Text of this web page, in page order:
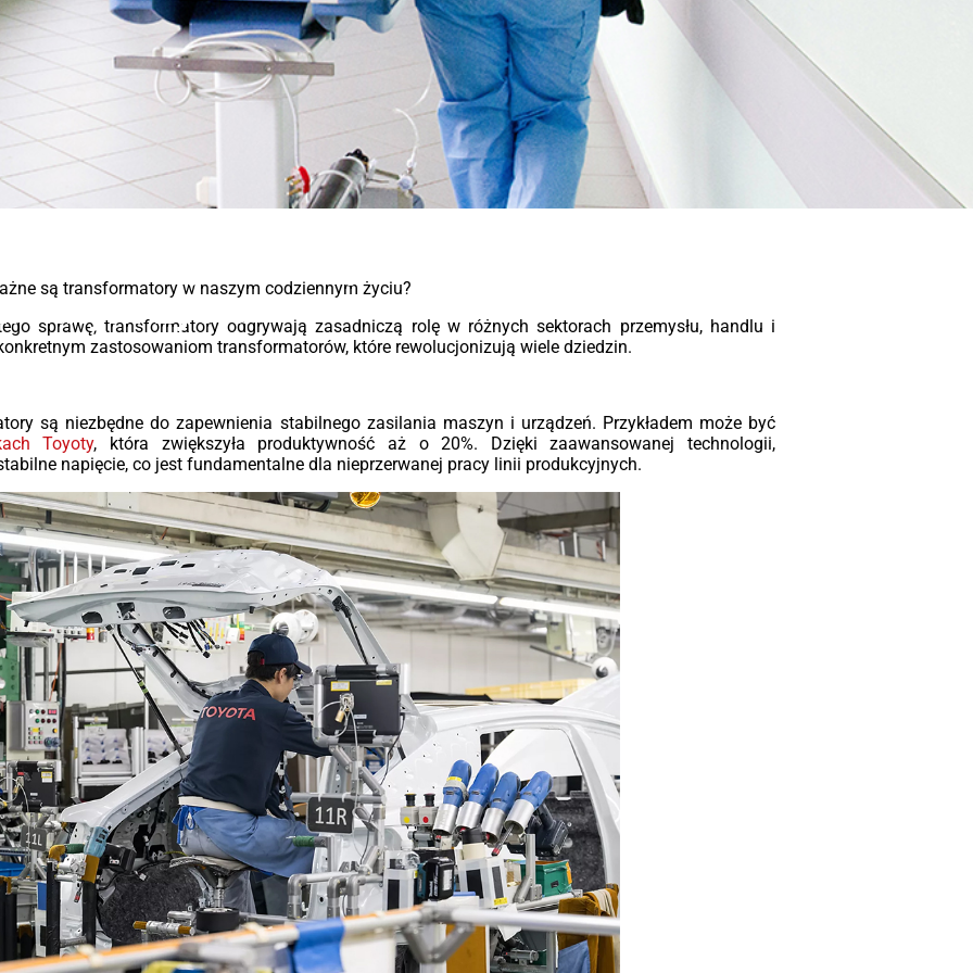
)
i
o
IEC
w
z
EN
TeoEco2 - Bezpieczeństwo i
Wydajność
Seria TeoEco2 to nasza odpowiedź na
rosnące wymagania nowoczesnej
energetyki. Projektując te transformatory,
skupiliśmy się na trzech filarach:
bezpieczeństwie pożarowym, zgodności z
rygorystyczną dyrektywą EcoDesign oraz
Technologia, która dba o bezpieczeństwo
W przeciwieństwie do tradycyjnych
kwarcową i wodorotlenkiem glinu. Taka
mieszanka gwarantuje nie tylko doskonałą
wytrzymałość dielektryczną, ale przede
wszystkim ognioodporność. Transformator
jest samogasnący (klasa F1), co czyni go
idealnym wyborem do instalacji wewnątrz
budynków – szpitali, galerii handlowych,
biurowców czy zakładów przemysłowych,
gdzie ryzyko pożaru musi być zredukowane
do zera.
Ekonomia pracy zgodnie z EcoDesign
Każdy transformator z serii TeoEco2,
niezależnie czy jest to jednostka 100 kVA
czy potężne 15 MVA, spełnia normy
EcoDesign Tier 2 (Etap II). Zastosowanie
wysokiej jakości rdzeni magnetycznych
oraz uzwojeń aluminiowych pozwoliło nam
drastycznie obniżyć straty jałowe i
obciążeniowe. Dla inwestora oznacza to
mniejsze rachunki za energię i szybszy
zwrot z inwestycji, a dla środowiska –
mniejszy ślad węglowy.
Elastyczność konfiguracji
inwestycja jest inna. Standardowo nasze
urządzenia pracują w chłodzeniu
życiu
są transformatory w naszym codziennym życiu?
sprawę, transformatory odgrywają zasadniczą rolę w różnych sektorach przemysłu, handlu i
zastosowaniom transformatorów, które rewolucjonizują wiele dziedzin.
są niezbędne do zapewnienia stabilnego zasilania maszyn i urządzeń. Przykładem może być
Toyoty, która zwiększyła produktywność aż o 20%. Dzięki zaawansowanej technologii,
napięcie, co jest fundamentalne dla nieprzerwanej pracy linii produkcyjnych.